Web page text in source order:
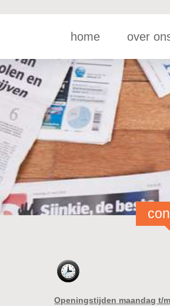
home over
Openingstijden maandag t/